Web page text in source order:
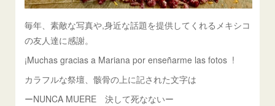
毎年、素敵な写真や,身近な話題を提供してくれるメキシコ
の友人達に感謝。
¡Muchas gracias a Mariana por enseñarme las fotos !
カラフルな祭壇、骸骨の上に記された文字は
ーNUNCA MUERE 決して死なないー